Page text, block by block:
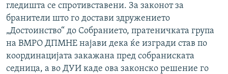
РСЕ веб страници
гледишта се спротивставени. За законот за
бранители што го достави здружението
„Достоинство“ до Собранието, пратеничката група
на ВМРО ДПМНЕ најави дека ќе изгради став по
координацијата закажана пред собраниската
седница, а во ДУИ каде ова законско решение го